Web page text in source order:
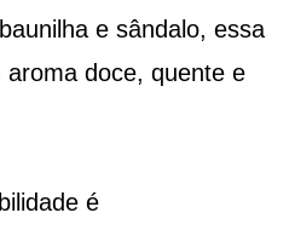
e sândalo, essa
doce, quente e
é